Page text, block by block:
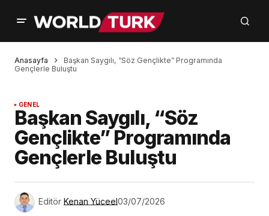
Anasayfa
Başkan Saygılı, “Söz Gençlikte” Programında
Gençlerle Buluştu
GENEL
Başkan Saygılı, “Söz
Gençlikte” Programında
Gençlerle Buluştu
Editör Kenan Yüceel03/07/2026